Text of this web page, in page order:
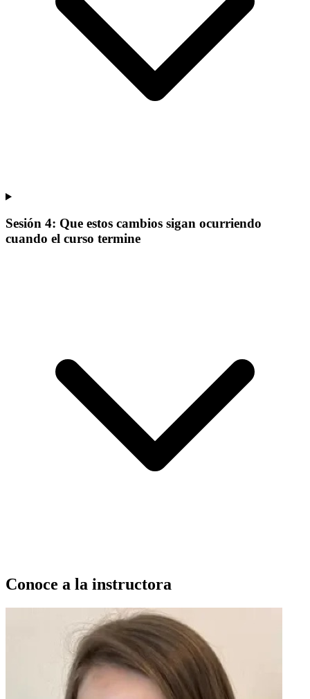
Sesión 4: Que estos cambios sigan ocurriendo
cuando el curso termine
Conoce a la instructora